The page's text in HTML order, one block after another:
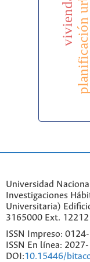
planificación urbana
Universidad
Investigaciones
Universitaria)
3165000 Ext.
ISSN Impreso:
ISSN En línea:
DOI:10.15446/